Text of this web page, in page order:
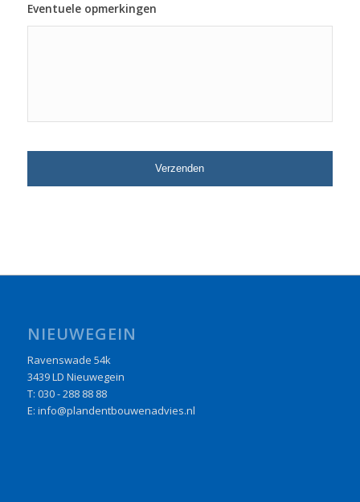
Eventuele opmerkingen
NIEUWEGEIN
Ravenswade 54k
3439 LD Nieuwegein
T: 030 - 288 88 88
E: info@plandentbouwenadvies.nl